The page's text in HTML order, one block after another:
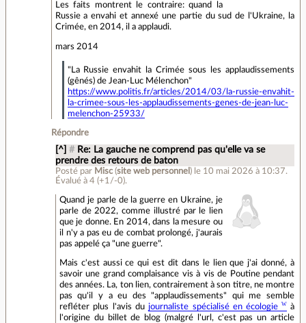
Les faits montrent le contraire: quand la
Russie a envahi et annexé une partie du sud de l'Ukraine, la
Crimée, en 2014, il a applaudi.
mars 2014
"La Russie envahit la Crimée sous les applaudissements
(gênés) de Jean-Luc Mélenchon"
https://www.politis.fr/articles/2014/03/la-russie-envahit-
la-crimee-sous-les-applaudissements-genes-de-jean-luc-
melenchon-25933/
Répondre
[^] # Re: La gauche ne comprend pas qu'elle va se
prendre des retours de baton
Posté par Misc(site web personnel ) le 10 mai 2026 à 10:37.
Évalué à 4 (+1/-0).
Quand je parle de la guerre en Ukraine, je
parle de 2022, comme illustré par le lien
que je donne. En 2014, dans la mesure ou
il n'y a pas eu de combat prolongé, j'aurais
pas appelé ça "une guerre".
Mais c'est aussi ce qui est dit dans le lien que j'ai donné, à
savoir une grand complaisance vis à vis de Poutine pendant
des années. La, ton lien, contrairement à son titre, ne montre
pas qu'il y a eu des "applaudissements" qui me semble
refléter plus l'avis du journaliste spécialisé en écologie
à
l'origine du billet de blog (malgré l'url, c'est pas un article